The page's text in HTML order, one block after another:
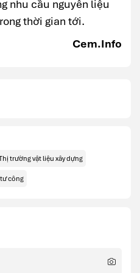
nhu cầu nguyên liệu
thời gian tới.
Cem.Info
trường vật liệu xây dựng
công